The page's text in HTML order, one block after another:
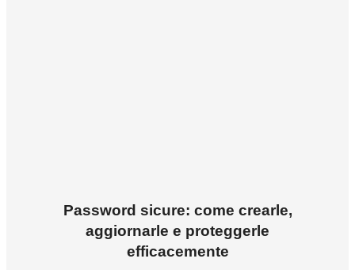
Password sicure: come crearle,
aggiornarle e proteggerle
efficacemente